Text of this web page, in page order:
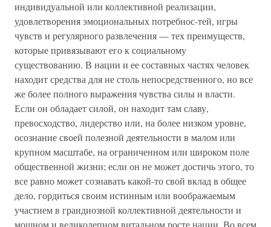
индивидуальной или коллективной реализации,
удовлетворения эмоциональных потребнос-тей, игры
чувств и регулярного развлечения — тех преимуществ,
которые привязывают его к социальному
существованию. В нации и ее составных частях человек
находит средства для не столь непосредственного, но все
же более полного выражения чувства силы и власти.
Если он обладает силой, он находит там славу,
превосходство, лидерство или, на более низком уровне,
осознание своей полезной деятельности в малом или
крупном масштабе, на ограниченном или широком поле
общественной жизни; если он не может достичь этого, то
все равно может сознавать какой-то свой вклад в общее
дело, гордиться своим истинным или воображаемым
участием в грандиозной коллективной деятельности и
мощном и великолепном витальном росте нации. Во всем